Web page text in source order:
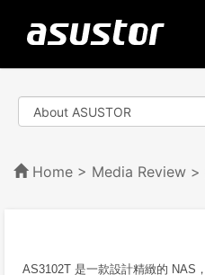
Home > Media Review >
AS3102T 是一款設計精緻的 NAS